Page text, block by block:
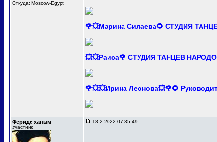
Откуда: Moscow-Egypt
🌹💥Марина Силаева🌻 СТУДИЯ
💥💥Раиса🌹 СТУДИЯ ТАНЦЕВ
🌹💥💥Ирина Леонова💥🌹🌻
Фериде ханым
Участник
18.2.2022 07:35:49